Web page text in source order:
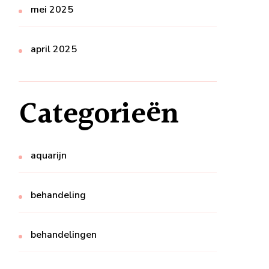
mei 2025
april 2025
Categorieën
aquarijn
behandeling
behandelingen